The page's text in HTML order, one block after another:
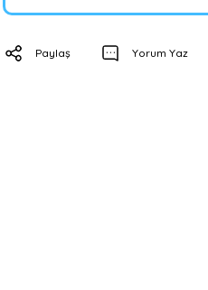
Paylaş Yorum Yaz